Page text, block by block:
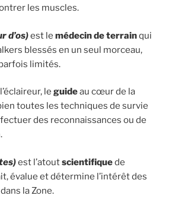
les muscles.
d’os)est le médecin de terrainqui
blessés en un seul morceau,
limités.
le guideau cœur de la
toutes les techniques de survie
des reconnaissances ou de
est l’atoutscientifiquede
évalue et détermine l’intérêt des
la Zone.